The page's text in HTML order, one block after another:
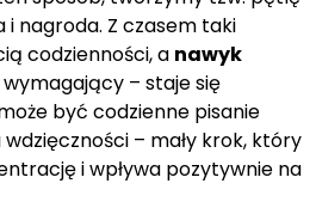
i nagroda. Z czasem taki
codzienności, a nawyk
– staje się
być codzienne pisanie
– mały krok, który
i wpływa pozytywnie na